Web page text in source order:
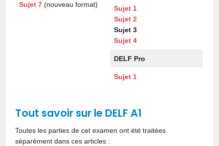
Sujet 7 (nouveau format)
Sujet 1
Sujet 2
Sujet 3
Sujet 4
DELF Pro
Sujet 1
Tout savoir sur le DELF A1
Toutes les parties de cet examen ont été traitées
séparément dans ces articles :